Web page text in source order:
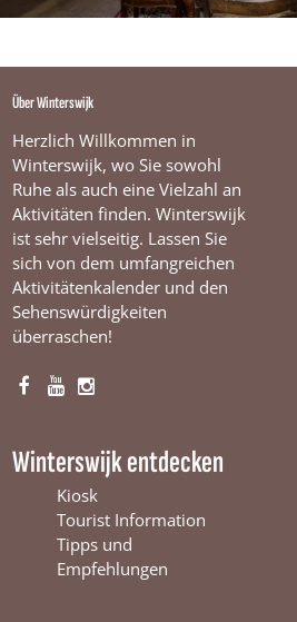
Über Winterswijk
Herzlich Willkommen in
Winterswijk, wo Sie sowohl
Ruhe als auch eine Vielzahl an
Aktivitäten finden. Winterswijk
ist sehr vielseitig. Lassen Sie
sich von dem umfangreichen
Aktivitätenkalender und den
Sehenswürdigkeiten
überraschen!
F
e
Y
T
u
b
e
W
I
t
a
g
r
a
Winterswijk entdecken
Kiosk
Tourist Information
Tipps und
Empfehlungen